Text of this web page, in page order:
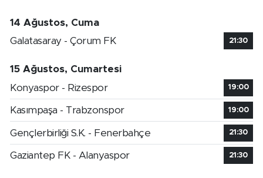
14 Ağustos, Cuma
Galatasaray - Çorum FK
21:30
15 Ağustos, Cumartesi
Konyaspor - Rizespor
19:00
Kasımpaşa - Trabzonspor 19:00
Gençlerbirliği S.K. - Fenerbahçe 21:30
Gaziantep FK - Alanyaspor 21:30